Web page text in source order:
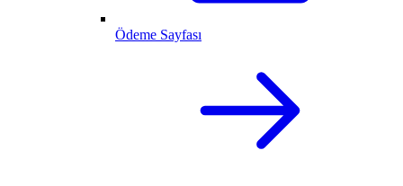
Ödeme Sayfası